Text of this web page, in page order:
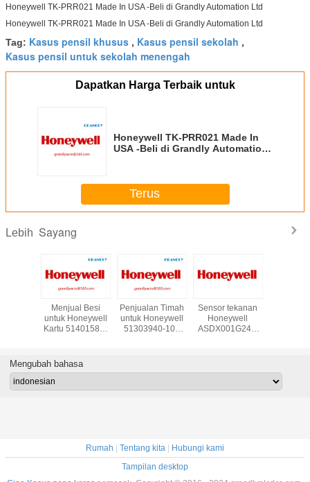
Honeywell TK-PRR021 Made In USA -Beli di Grandly Automation Ltd
Honeywell TK-PRR021 Made In USA -Beli di Grandly Automation Ltd
Tag: Kasus pensil khusus , Kasus pensil sekolah ,
Kasus pensil untuk sekolah menengah
Dapatkan Harga Terbaik untuk
Honeywell TK-PRR021 Made In
USA -Beli di Grandly Automation
Terus
Lebih Sayang
Menjual Besi
untuk Honeywell
Kartu 51401583-
Automation Ltd
Penjualan Timah
untuk Honeywell
51303940-100
Sensor tekanan
Honeywell
ASDX001G24R
Mengubah bahasa
Rumah | Tentang kita | Hubungi kami
Tampilan desktop